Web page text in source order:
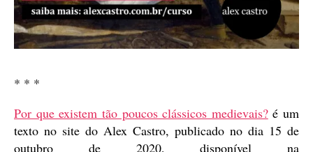
* * *
Por que existem tão poucos clássicos medievais?é um
texto no site do Alex Castro, publicado no dia 15 de
outubro de 2020, disponível na